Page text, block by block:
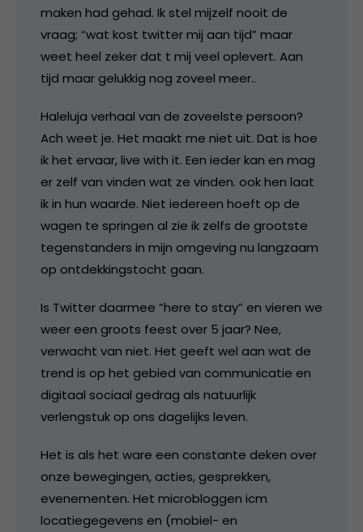
maken had gehad. Ik stel mijzelf nooit de
vraag; “wat kost twitter mij aan tijd” maar
weet heel zeker dat t mij veel oplevert. Aan
tijd maar gelukkig nog zoveel meer..
Haleluja verhaal van de zoveelste persoon?
Ach weet je. Het maakt me niet uit. Dat is hoe
ik het ervaar, live with it. Een ieder kan en mag
er zelf van vinden wat ze vinden. ook hen laat
ik in hun waarde. Niet iedereen hoeft op de
wagen te springen al zie ik zelfs de grootste
tegenstanders in mijn omgeving nu langzaam
op ontdekkingstocht gaan.
Is Twitter daarmee “here to stay” en vieren we
weer een groots feest over 5 jaar? Nee,
verwacht van niet. Het geeft wel aan wat de
trend is op het gebied van communicatie en
digitaal sociaal gedrag als natuurlijk
verlengstuk op ons dagelijks leven.
Het is als het ware een constante deken over
onze bewegingen, acties, gesprekken,
evenementen. Het microbloggen icm
locatiegegevens en (mobiel- en